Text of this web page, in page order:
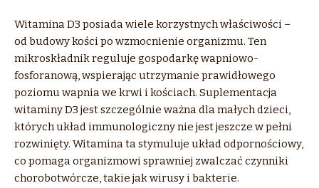
Witamina D3 posiada wiele korzystnych właściwości –
od budowy kości po wzmocnienie organizmu. Ten
mikroskładnik reguluje gospodarkę wapniowo-
fosforanową, wspierając utrzymanie prawidłowego
poziomu wapnia we krwi i kościach. Suplementacja
witaminy D3 jest szczególnie ważna dla małych dzieci,
których układ immunologiczny nie jest jeszcze w pełni
rozwinięty. Witamina ta stymuluje układ odpornościowy,
co pomaga organizmowi sprawniej zwalczać czynniki
chorobotwórcze, takie jak wirusy i bakterie.